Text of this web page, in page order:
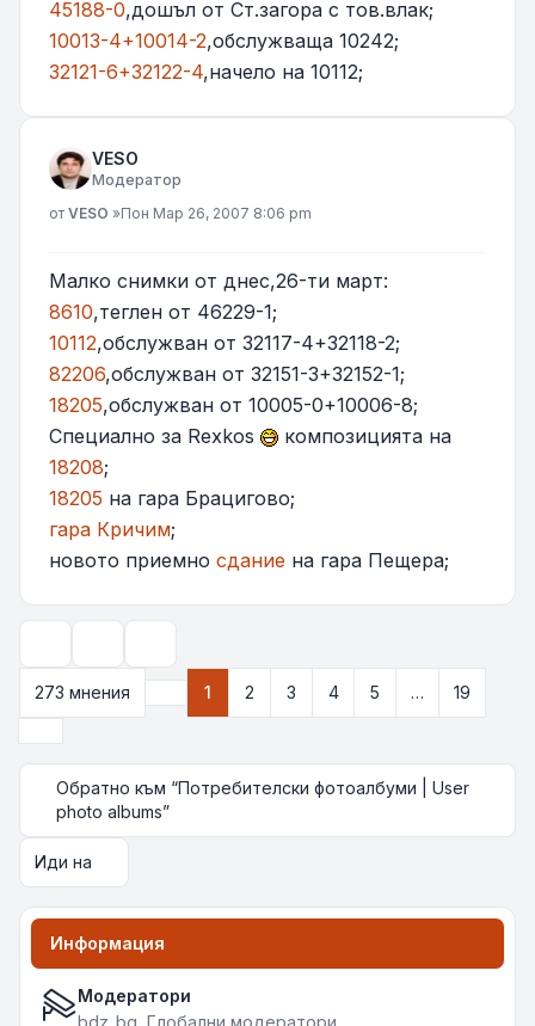
45188-0,дошъл от Ст.загора с тов.влак;
10013-4+10014-2,обслужваща 10242;
32121-6+32122-4,начело на 10112;
VESO
Модератор
Мнение
от VESO »Пон Мар 26, 2007 8:06 pm
Малко снимки от днес,26-ти март:
8610,теглен от 46229-1;
10112,обслужван от 32117-4+32118-2;
82206,обслужван от 32151-3+32152-1;
18205,обслужван от 10005-0+10006-8;
Специално за Rexkos
композицията на
18208;
18205 на гара Брацигово;
гара Кричим;
новото приемно сдание на гара Пещера;
273 мнения
Страница 1от 19
1 2 3 4 5 …
19
Обратно към “Потребителски фотоалбуми | User
photo albums”
Иди на
Информация
Модератори
bdz_bg Глобални модератори